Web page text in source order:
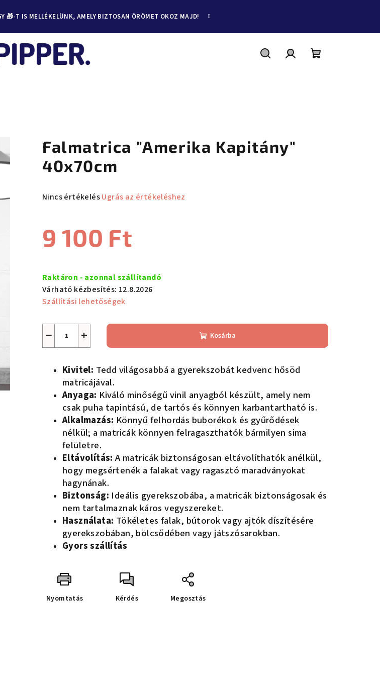
🎁-T IS MELLÉKELÜNK, AMELY BIZTOSAN ÖRÖMET OKOZ MAJD!
Falmatrica "Amerika Kapitány"
40x70cm
A
értékelése
5-
csillag.
Nincs értékelésUgrás az értékeléshez
9 100 Ft
Raktáron - azonnal szállítandó
Várható kézbesítés: 12.8.2026
Szállítási lehetőségek
+
− Kosárba
Kivitel: Tedd világosabbá a gyerekszobát kedvenc hősöd
matricájával.
Anyaga: Kiváló minőségű vinil anyagból készült, amely nem
csak puha tapintású, de tartós és könnyen karbantartható is.
Alkalmazás: Könnyű felhordás buborékok és gyűrődések
nélkül; a matricák könnyen felragaszthatók bármilyen sima
felületre.
Eltávolítás:A matricák biztonságosan eltávolíthatók anélkül,
hogy megsértenék a falakat vagy ragasztó maradványokat
hagynának.
Biztonság: Ideális gyerekszobába, a matricák biztonságosak és
nem tartalmaznak káros vegyszereket.
Használata: Tökéletes falak, bútorok vagy ajtók díszítésére
gyerekszobában, bölcsődében vagy játszósarokban.
Gyors szállítás
Nyomtatás Kérdés Megosztás